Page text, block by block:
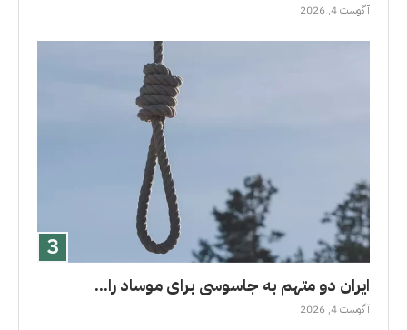
آگوست 4, 2026
ایران دو متهم به جاسوسی برای موساد را...
آگوست 4, 2026